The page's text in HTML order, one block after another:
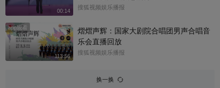
00:14 搜狐视频娱乐播报
app观看
113:56
熠熠声辉：国家大剧院合唱团男声合唱音
乐会直播回放
搜狐视频娱乐播报
换一换